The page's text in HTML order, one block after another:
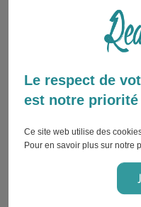
Climat au Laos
Le Laos bénéficie d'un
caractérisé
Le respect de
est notre priorité
Ce site web utilise des
Pour en savoir plus sur notre